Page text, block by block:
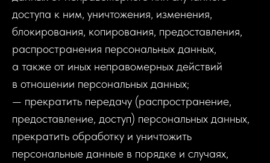
доступа к ним, уничтожения, изменения,
блокирования, копирования, предоставления,
распространения персональных данных,
а также от иных неправомерных действий
в отношении персональных данных;
— прекратить передачу (распространение,
предоставление, доступ) персональных данных,
прекратить обработку и уничтожить
персональные данные в порядке и случаях,